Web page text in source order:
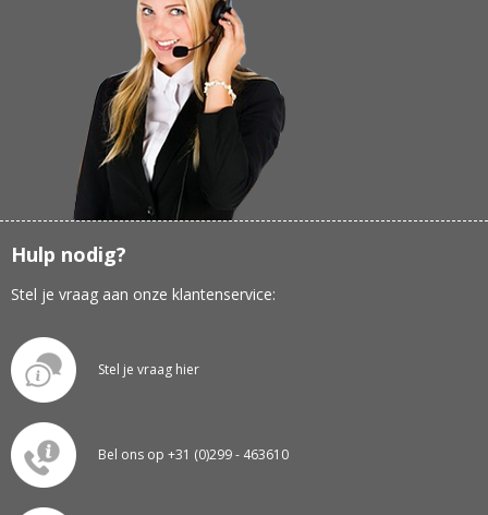
Hulp nodig?
Stel je vraag aan onze klantenservice:
Stel je vraag hier
Bel ons op +31 (0)299 - 463610